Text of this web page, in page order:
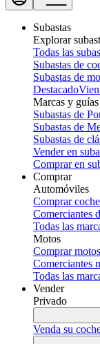
Subastas
Explorar
Todas las
Subastas de
Subastas de
Destacado
Marcas y guías
Subastas de
Subastas de
Subastas de
Vender en
Comprar en
Comprar
Automóviles
Comprar
Comerciantes
Todas las
Motos
Comprar motos
Comerciantes
Todas las
Vender
Privado
Venda su